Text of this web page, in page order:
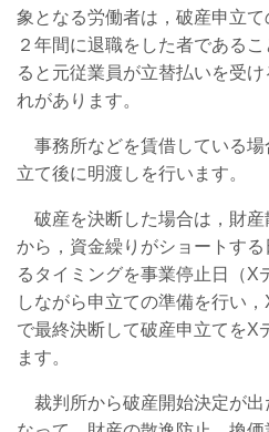
象となる労働者は，破産申立
２年間に退職をした者である
ると元従業員が立替払いを受
れがあります。
事務所などを賃借している場
立て後に明渡しを行います。
破産を決断した場合は，財産
から，資金繰りがショートす
るタイミングを事業停止日（X
しながら申立ての準備を行い
で最終決断して破産申立てをX
ます。
裁判所から破産開始決定が出